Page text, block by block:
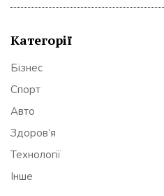
Категорії
Бізнес
Спорт
Авто
Здоров’я
Технології
Інше